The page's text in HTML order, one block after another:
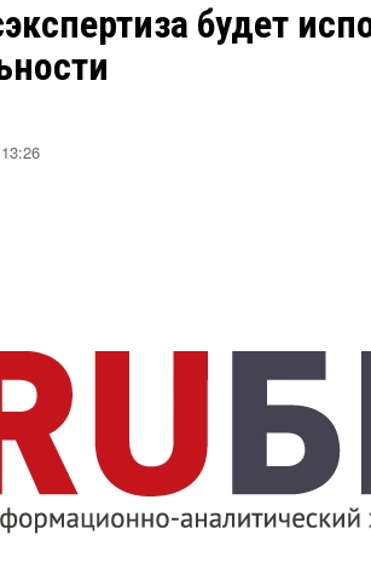
будет